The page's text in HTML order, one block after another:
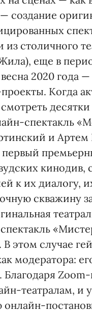
создание
из столичного
еще в
2020 года
Когда
спектакль
и Артем
к их диалогу,
скважину
этом случае
модератора:
театралам,